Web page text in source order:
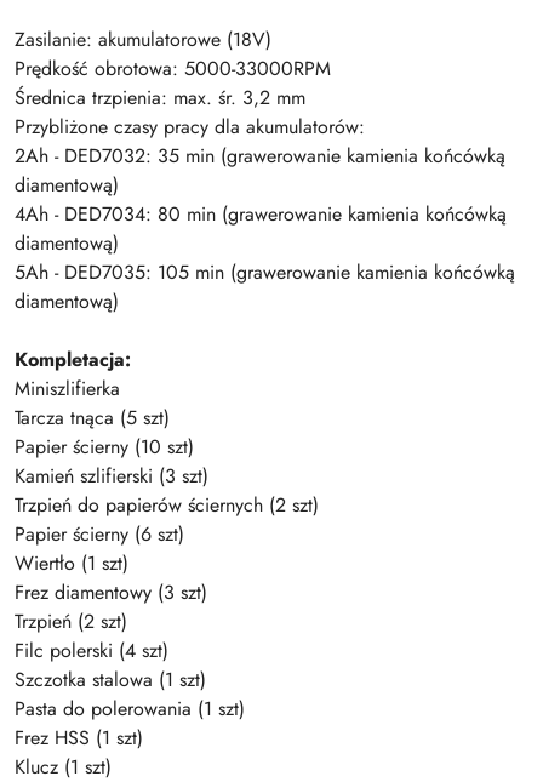
Zasilanie: akumulatorowe (18V)
Prędkość obrotowa: 5000-33000RPM
Średnica trzpienia: max. śr. 3,2 mm
Przybliżone czasy pracy dla akumulatorów:
2Ah - DED7032: 35 min (grawerowanie kamienia końcówką
diamentową)
4Ah - DED7034: 80 min (grawerowanie kamienia końcówką
diamentową)
5Ah - DED7035: 105 min (grawerowanie kamienia końcówką
diamentową)
Kompletacja:
Miniszlifierka
Tarcza tnąca (5 szt)
Papier ścierny (10 szt)
Kamień szlifierski (3 szt)
Trzpień do papierów ściernych (2 szt)
Papier ścierny (6 szt)
Wiertło (1 szt)
Frez diamentowy (3 szt)
Trzpień (2 szt)
Filc polerski (4 szt)
Szczotka stalowa (1 szt)
Pasta do polerowania (1 szt)
Frez HSS (1 szt)
Klucz (1 szt)